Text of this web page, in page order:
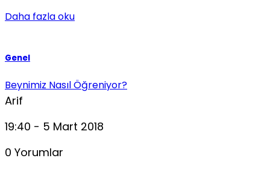
Daha fazla oku
Genel
Beynimiz Nasıl Öğreniyor?
Arif
19:40 - 5 Mart 2018
0 Yorumlar